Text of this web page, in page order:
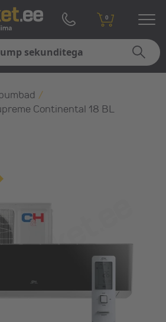
0
/
Continental 18 BL